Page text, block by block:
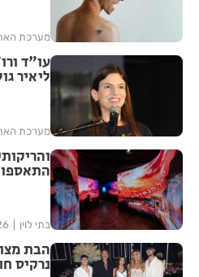
מערכת
עו"ד
ליאיר
מערכת
בתי לוין
הבת
נרקיס